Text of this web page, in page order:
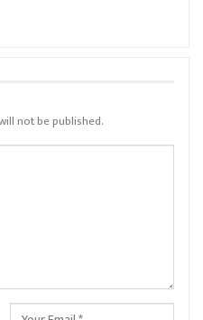
not be published.